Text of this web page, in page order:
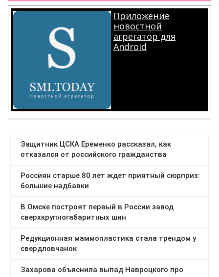
Приложение
новостной
агрегатор для
Android
.